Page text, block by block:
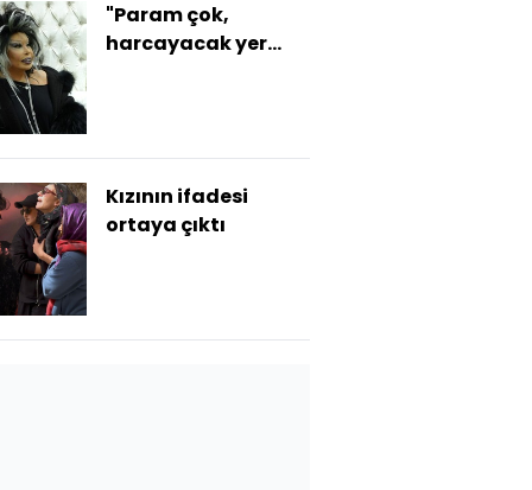
"Param çok,
harcayacak yer
Kızının ifadesi
ortaya çıktı